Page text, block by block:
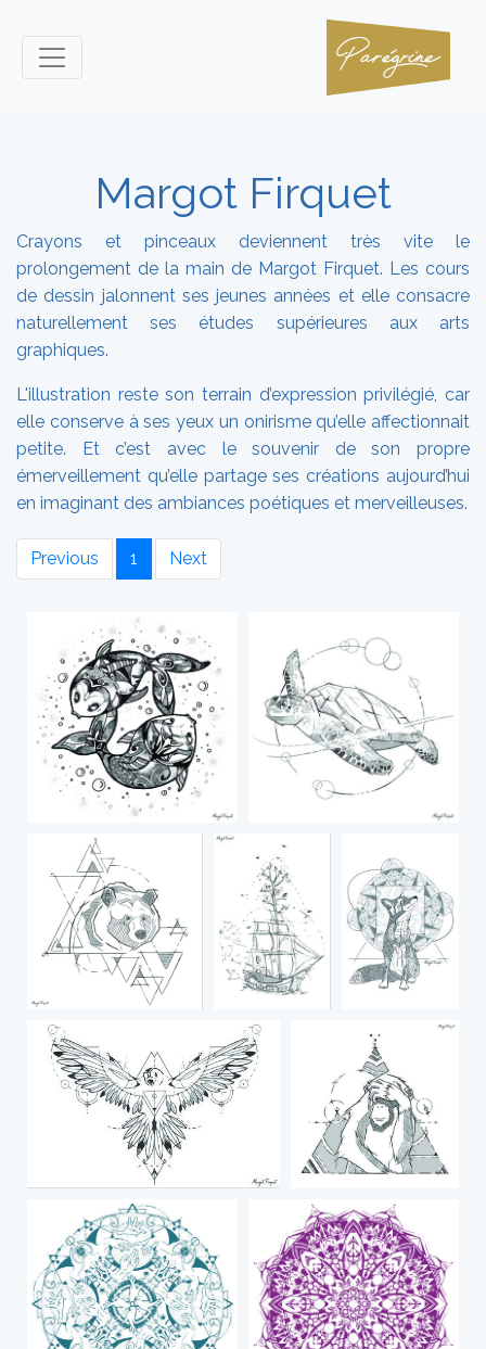
Margot Firquet
Crayons et pinceaux deviennent très vite le
prolongement de la main de Margot Firquet. Les cours
de dessin jalonnent ses jeunes années et elle consacre
naturellement ses études supérieures aux arts
graphiques.
L'illustration reste son terrain d’expression privilégié, car
elle conserve à ses yeux un onirisme qu’elle affectionnait
petite. Et c’est avec le souvenir de son propre
émerveillement qu’elle partage ses créations aujourd’hui
en imaginant des ambiances poétiques et merveilleuses.
Previous 1 Next